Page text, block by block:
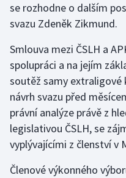
Házená
Judo
Krasobruslení
Lezení
se rozhodne o dalším
svazu Zdeněk Zikmund.
Smlouva mezi ČSLH a
spolupráci a na jejím
soutěž samy extraligové
návrh svazu před
právní analýze právě z
legislativou ČSLH, se
vyplývajícími z členství v
Členové výkonného